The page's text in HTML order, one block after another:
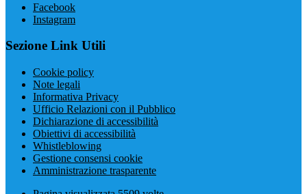
Facebook
Instagram
Sezione Link Utili
Cookie policy
Note legali
Informativa Privacy
Ufficio Relazioni con il Pubblico
Dichiarazione di accessibilità
Obiettivi di accessibilità
Whistleblowing
Gestione consensi cookie
Amministrazione trasparente